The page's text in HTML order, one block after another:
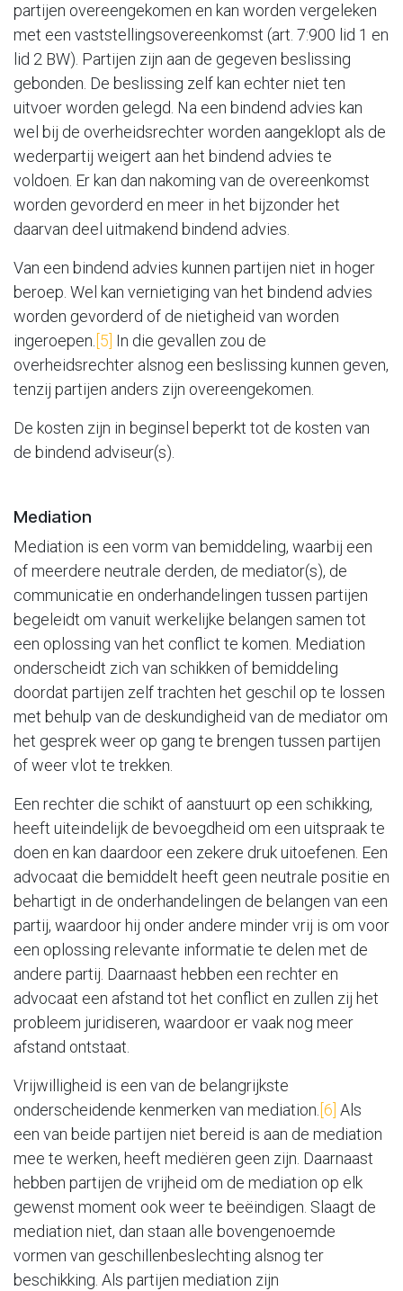
partijen overeengekomen en kan worden vergeleken
met een vaststellingsovereenkomst (art. 7:900 lid 1 en
lid 2 BW). Partijen zijn aan de gegeven beslissing
gebonden. De beslissing zelf kan echter niet ten
uitvoer worden gelegd. Na een bindend advies kan
wel bij de overheidsrechter worden aangeklopt als de
wederpartij weigert aan het bindend advies te
voldoen. Er kan dan nakoming van de overeenkomst
worden gevorderd en meer in het bijzonder het
daarvan deel uitmakend bindend advies.
Van een bindend advies kunnen partijen niet in hoger
beroep. Wel kan vernietiging van het bindend advies
worden gevorderd of de nietigheid van worden
ingeroepen. [5] In die gevallen zou de
overheidsrechter alsnog een beslissing kunnen geven,
tenzij partijen anders zijn overeengekomen.
De kosten zijn in beginsel beperkt tot de kosten van
de bindend adviseur(s).
Mediation
Mediation is een vorm van bemiddeling, waarbij een
of meerdere neutrale derden, de mediator(s), de
communicatie en onderhandelingen tussen partijen
begeleidt om vanuit werkelijke belangen samen tot
een oplossing van het conflict te komen. Mediation
onderscheidt zich van schikken of bemiddeling
doordat partijen zelf trachten het geschil op te lossen
met behulp van de deskundigheid van de mediator om
het gesprek weer op gang te brengen tussen partijen
of weer vlot te trekken.
Een rechter die schikt of aanstuurt op een schikking,
heeft uiteindelijk de bevoegdheid om een uitspraak te
doen en kan daardoor een zekere druk uitoefenen. Een
advocaat die bemiddelt heeft geen neutrale positie en
behartigt in de onderhandelingen de belangen van een
partij, waardoor hij onder andere minder vrij is om voor
een oplossing relevante informatie te delen met de
andere partij. Daarnaast hebben een rechter en
advocaat een afstand tot het conflict en zullen zij het
probleem juridiseren, waardoor er vaak nog meer
afstand ontstaat.
Vrijwilligheid is een van de belangrijkste
onderscheidende kenmerken van mediation. [6] Als
een van beide partijen niet bereid is aan de mediation
mee te werken, heeft mediëren geen zijn. Daarnaast
hebben partijen de vrijheid om de mediation op elk
gewenst moment ook weer te beëindigen. Slaagt de
mediation niet, dan staan alle bovengenoemde
vormen van geschillenbeslechting alsnog ter
beschikking. Als partijen mediation zijn